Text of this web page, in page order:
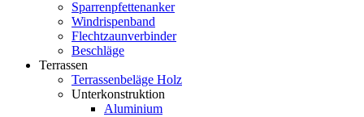
Sparrenpfettenanker
Windrispenband
Flechtzaunverbinder
Beschläge
Terrassen
Terrassenbeläge Holz
Unterkonstruktion
Aluminium